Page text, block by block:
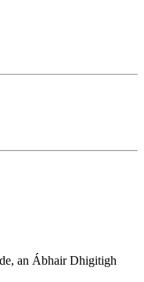
an Ábhair Dhigitigh